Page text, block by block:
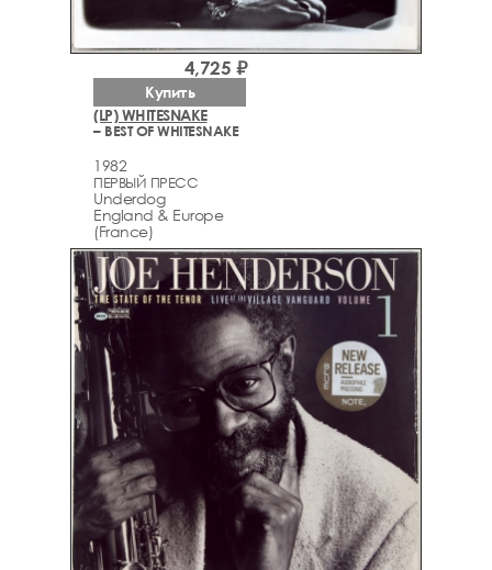
(LP) WHITESNAKE
– BEST OF WHITESNAKE
1982
ПЕРВЫЙ ПРЕСС
Underdog
England & Europe
(France)
4,725 ₽
Купить